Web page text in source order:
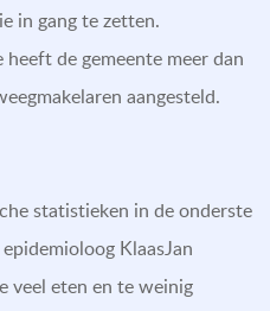
in gang te zetten.
de gemeente meer dan
aangesteld.
statistieken in de onderste
KlaasJan
veel eten en te weinig